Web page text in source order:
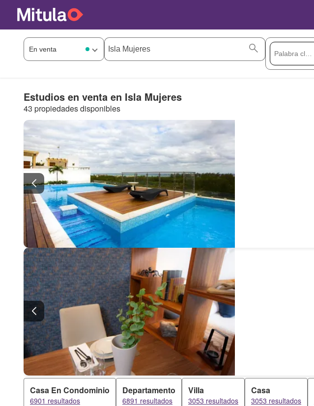
Estudios en venta en Isla Mujeres
43 propiedades disponibles
Casa En Condominio
6901 resultados
Departamento
6891 resultados
Villa
3053 resultados
Casa
3053 resultados